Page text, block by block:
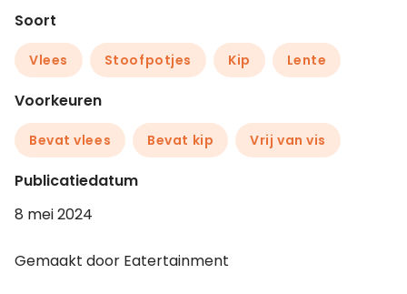
Soort
Vlees Stoofpotjes Kip Lente
Voorkeuren
Bevat vlees Bevat kip Vrij van vis
Publicatiedatum
8 mei 2024
Gemaakt door Eatertainment